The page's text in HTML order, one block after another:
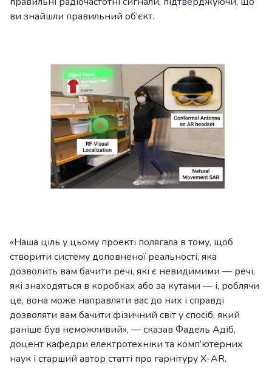
ви знайшли правильний об’єкт.
«Наша ціль у цьому проекті полягала в тому, щоб
створити систему доповненої реальності, яка
дозволить вам бачити речі, які є невидимими — речі,
які знаходяться в коробках або за кутами — і, роблячи
це, вона може направляти вас до них і справді
дозволяти вам бачити фізичний світ у спосіб, який
раніше був неможливий», — сказав Фадель Адіб,
доцент кафедри електротехніки та комп’ютерних
наук і старший автор статті про гарнітуру X-AR.